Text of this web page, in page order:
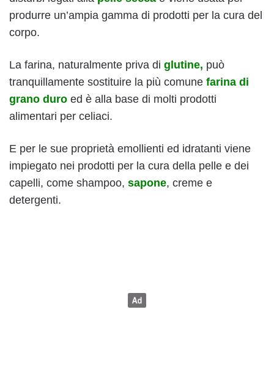
produrre un’ampia gamma di prodotti per la cura del
corpo.
La farina, naturalmente priva di glutine, può
tranquillamente sostituire la più comune farina di
grano duro ed è alla base di molti prodotti
alimentari per celiaci.
E per le sue proprietà emollienti ed idratanti viene
impiegato nei prodotti per la cura della pelle e dei
capelli, come shampoo, sapone, creme e
detergenti.